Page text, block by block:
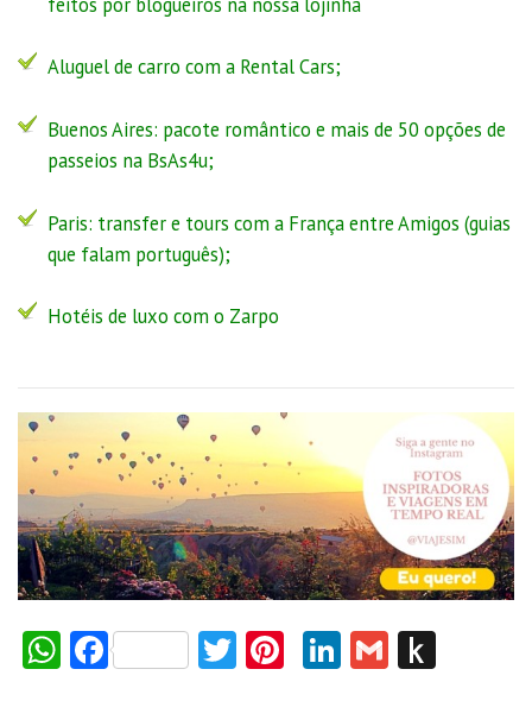
Aluguel de carro com a Rental Cars;
Buenos Aires: pacote romântico e mais de 50 opções de
passeios na BsAs4u;
Paris: transfer e tours com a França entre Amigos (guias
que falam português);
Hotéis de luxo com o Zarpo
W F
T
Pi
Li
G